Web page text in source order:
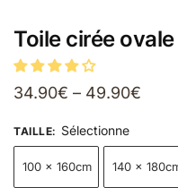
Toile cirée
34.90€ – 49.90€
TAILLE: Sélectionne
100 x 160cm 140 x